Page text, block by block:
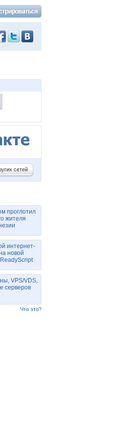
сетей
проглотил
жителя
интернет-
новой
VPS/VDS,
серверов
Что это?